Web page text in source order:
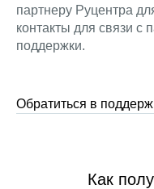
партнеру Руцентра
контакты для связи с
поддержки.
Обратиться в
Как